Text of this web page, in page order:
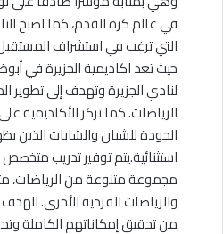
في عالم كرة القدم، كما اصبح
التي ترغب في استشراف
حيث تعد اكاديمية الجزيرة في
لنادي الجزيرة وتهدف إلى
الرياضات. كما تركز الأكاديمية
الجودة للشبان والشابات الذين
استثنائية.يتم توفير تدريب
مجموعة متنوعة من الرياضات،
والرياضات الفردية الأخرى.
من تحقيق إمكاناتهم الكاملة